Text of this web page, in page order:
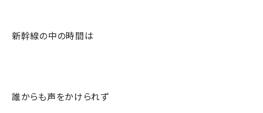
新幹線の中の時間は
誰からも声をかけられず